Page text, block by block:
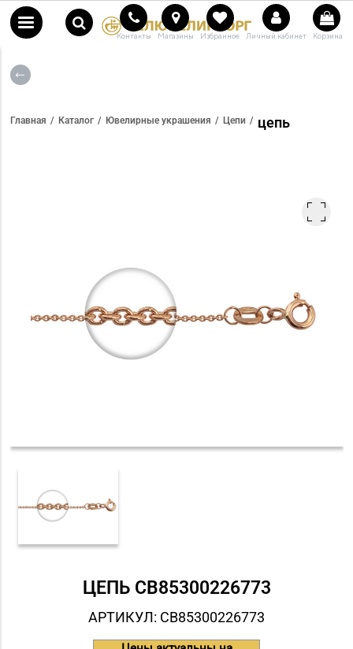
Контакты Магазины Избранное Личный кабинет Корзина
Главная Каталог Ювелирные украшения Цепи цепь
ЦЕПЬ СB85300226773
АРТИКУЛ: СB85300226773